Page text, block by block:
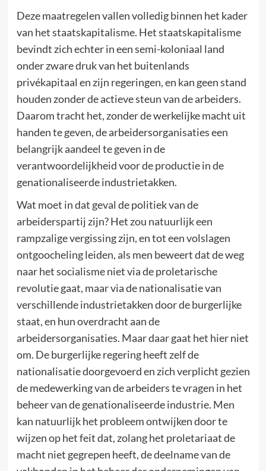
Deze maatregelen vallen volledig binnen het kader
van het staatskapitalisme. Het staatskapitalisme
bevindt zich echter in een semi-koloniaal land
onder zware druk van het buitenlands
privékapitaal en zijn regeringen, en kan geen stand
houden zonder de actieve steun van de arbeiders.
Daarom tracht het, zonder de werkelijke macht uit
handen te geven, de arbeidersorganisaties een
belangrijk aandeel te geven in de
verantwoordelijkheid voor de productie in de
genationaliseerde industrietakken.
Wat moet in dat geval de politiek van de
arbeiderspartij zijn? Het zou natuurlijk een
rampzalige vergissing zijn, en tot een volslagen
ontgoocheling leiden, als men beweert dat de weg
naar het socialisme niet via de proletarische
revolutie gaat, maar via de nationalisatie van
verschillende industrietakken door de burgerlijke
staat, en hun overdracht aan de
arbeidersorganisaties. Maar daar gaat het hier niet
om. De burgerlijke regering heeft zelf de
nationalisatie doorgevoerd en zich verplicht gezien
de medewerking van de arbeiders te vragen in het
beheer van de genationaliseerde industrie. Men
kan natuurlijk het probleem ontwijken door te
wijzen op het feit dat, zolang het proletariaat de
macht niet gegrepen heeft, de deelname van de